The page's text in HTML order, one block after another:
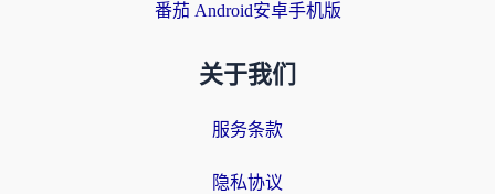
番茄 Android安卓手机版
关于我们
服务条款
隐私协议